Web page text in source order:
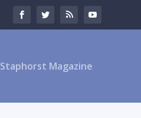
Staphorst Magazine